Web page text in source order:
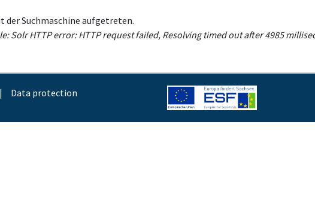
der Suchmaschine aufgetreten.
Solr HTTP error: HTTP request failed, Resolving timed out after 4985
Data protection